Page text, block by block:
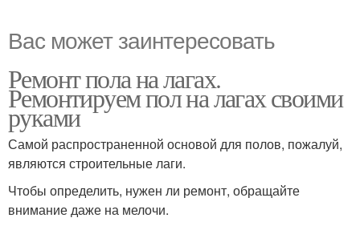
Вас может заинтересовать
Ремонт пола на лагах.
Ремонтируем пол на лагах своими
руками
Самой распространенной основой для полов, пожалуй,
являются строительные лаги.
Чтобы определить, нужен ли ремонт, обращайте
внимание даже на мелочи.